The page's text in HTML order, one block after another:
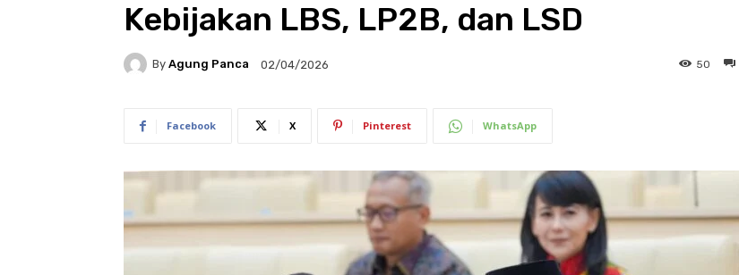
Kebijakan LBS, LP2B, dan LSD
By Agung Panca 02/04/2026 50
Facebook X Pinterest WhatsApp